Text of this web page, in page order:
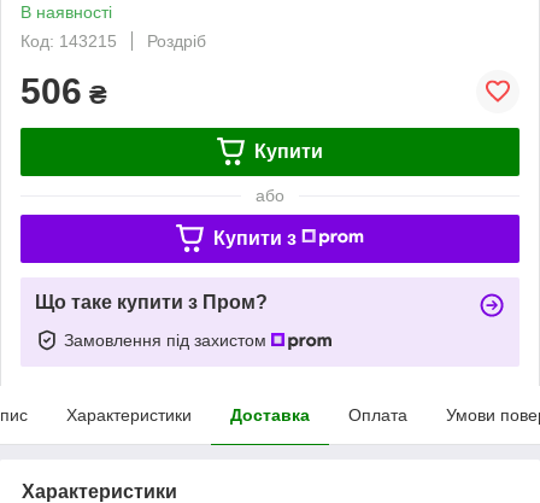
В наявності
Код: 143215
Роздріб
506 ₴
Купити
або
Купити з
Що таке купити з Пром?
Замовлення під захистом
Характеристики Доставка Оплата Умови
Характеристики